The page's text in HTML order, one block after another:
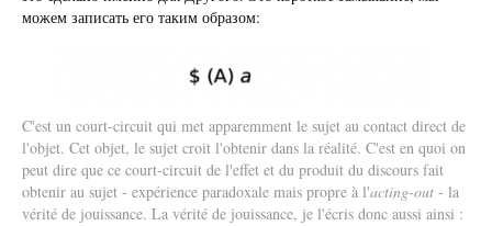
можем записать его таким образом:
C'est un court-circuit qui met apparemment le sujet au contact direct de
l'objet. Cet objet, le sujet croit l'obtenir dans la réalité. C'est en quoi on
peut dire que ce court-circuit de l'effet et du produit du discours fait
obtenir au sujet - expérience paradoxale mais propre à l'acting-out - la
vérité de jouissance. La vérité de jouissance, je l'écris donc aussi ainsi :